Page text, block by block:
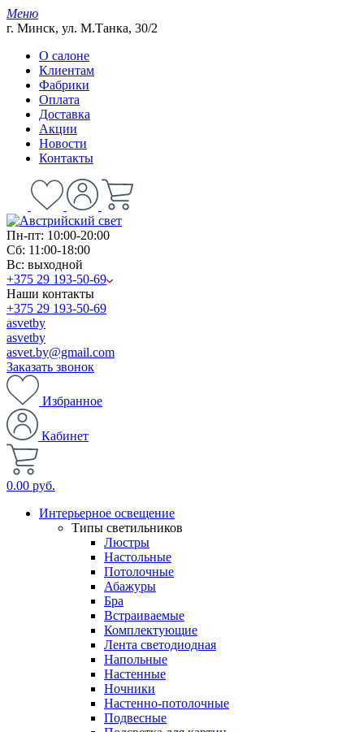
Меню
г. Минск, ул. М.Танка, 30/2
О салоне
Клиентам
Фабрики
Оплата
Доставка
Акции
Новости
Контакты
Пн-пт: 10:00-20:00
Сб: 11:00-18:00
Вс: выходной
+375 29 193-50-69
Наши контакты
+375 29 193-50-69
asvetby
asvetby
asvet.by@gmail.com
Заказать звонок
Избранное
Кабинет
0.00 руб.
Интерьерное освещение
Типы светильников
Люстры
Настольные
Потолочные
Абажуры
Бра
Встраиваемые
Комплектующие
Лента светодиодная
Напольные
Настенные
Ночники
Настенно-потолочные
Подвесные